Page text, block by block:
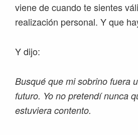
viene de cuando te sientes
realización personal. Y que
Y dijo:
Busqué que mi sobrino fuera
futuro. Yo no pretendí nunca
estuviera contento.